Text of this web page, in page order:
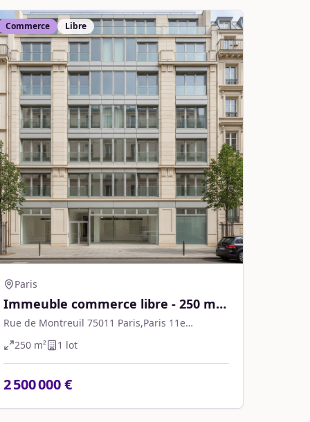
Commerce Libre
Paris
Immeuble commerce libre - 250 m² -
Paris
Rue de Montreuil 75011 Paris,Paris 11e
Arrondissement
250 m² 1 lot
2 500 000 €